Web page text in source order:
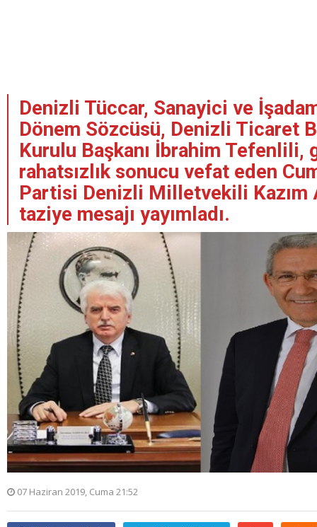
Denizli Tüccar, Sanayici ve
Dönem Sözcüsü, Denizli Ticaret
Kurulu Başkanı İbrahim Tefenlili,
rahatsızlık sonucu vefat eden
Partisi Denizli Milletvekili Kazım
taziye mesajı yayımladı.
07 Haziran 2019, Cuma 21:52